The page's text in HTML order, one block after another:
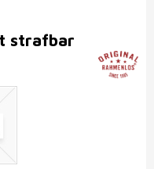
strafbar